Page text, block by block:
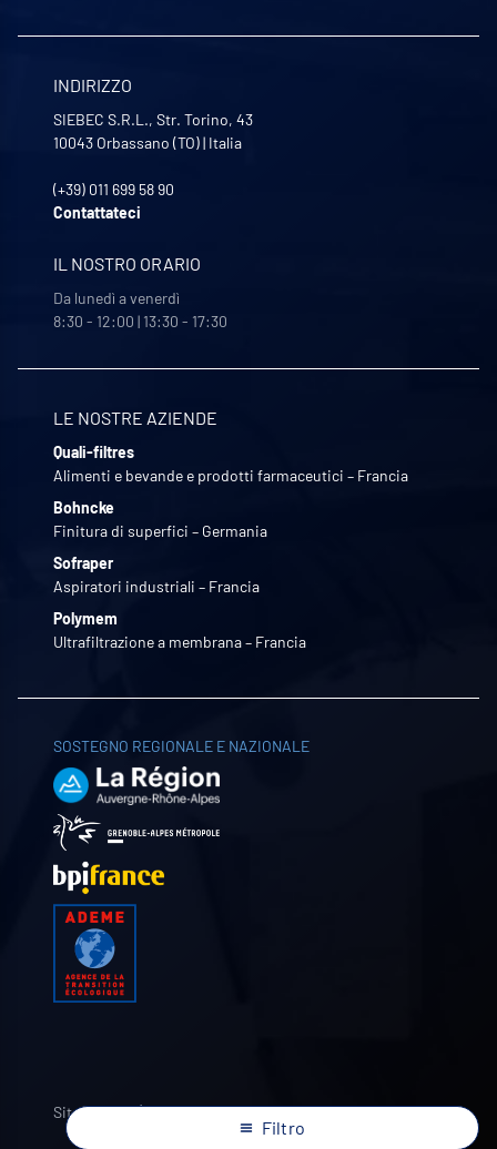
Filtro
INDIRIZZO
SIEBEC S.R.L., Str. Torino, 43
10043 Orbassano (TO)| Italia
(+39) 011 699 58 90
Contattateci
IL NOSTRO ORARIO
Da lunedì a venerdì
8:30 - 12:00 | 13:30 - 17:30
LE NOSTRE AZIENDE
Quali-filtres
Alimenti e bevande e prodotti farmaceutici – Francia
Bohncke
Finitura di superfici – Germania
Sofraper
Aspiratori industriali – Francia
Polymem
Ultrafiltrazione a membrana – Francia
SOSTEGNO REGIONALE E NAZIONALE
Sito web di